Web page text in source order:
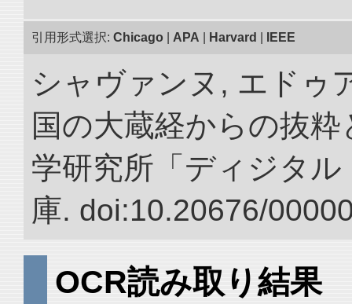
引用形式選択: Chicago APA Harvard IEEE
シャヴァンヌ, エドゥ
国の大蔵経からの抜
学研究所「ディジタ
庫. doi:10.20676/
OCR読み取り結果